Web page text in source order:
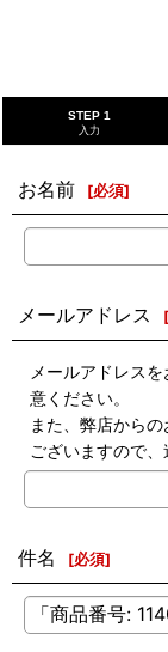
STEP 1
入力
お名前 [必須]
メールアドレス [
メールアドレス
意ください。
また、弊店から
ございますので、
件名 [必須]